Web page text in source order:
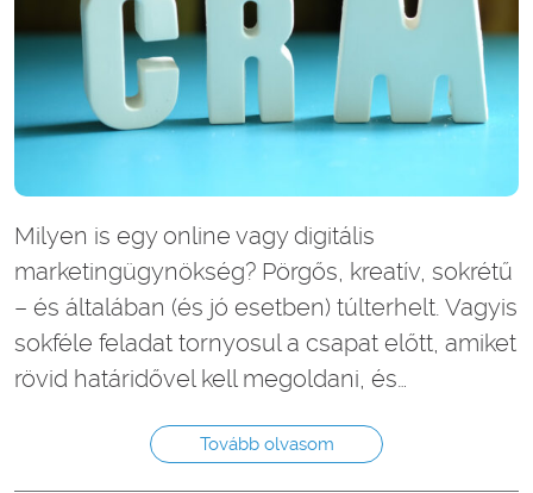
Milyen is egy online vagy digitális
marketingügynökség? Pörgős, kreatív, sokrétű
– és általában (és jó esetben) túlterhelt. Vagyis
sokféle feladat tornyosul a csapat előtt, amiket
rövid határidővel kell megoldani, és…
Tovább olvasom